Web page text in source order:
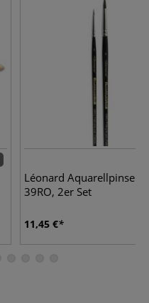
Léonard Aquarellpinsel
39RO, 2er Set
11,45 €